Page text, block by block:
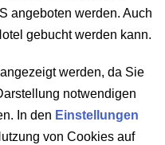
angeboten werden. Auch
gebucht werden kann.
werden, da Sie
notwendigen
In den Einstellungen
von Cookies auf